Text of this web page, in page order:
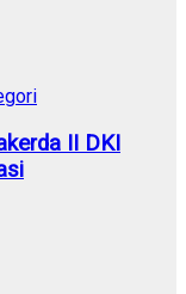
II DKI